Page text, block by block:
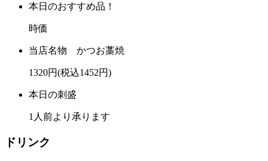
本日のおすすめ品！
時価
当店名物 かつお藁焼
1320円(税込1452円)
本日の刺盛
1人前より承ります
ドリンク